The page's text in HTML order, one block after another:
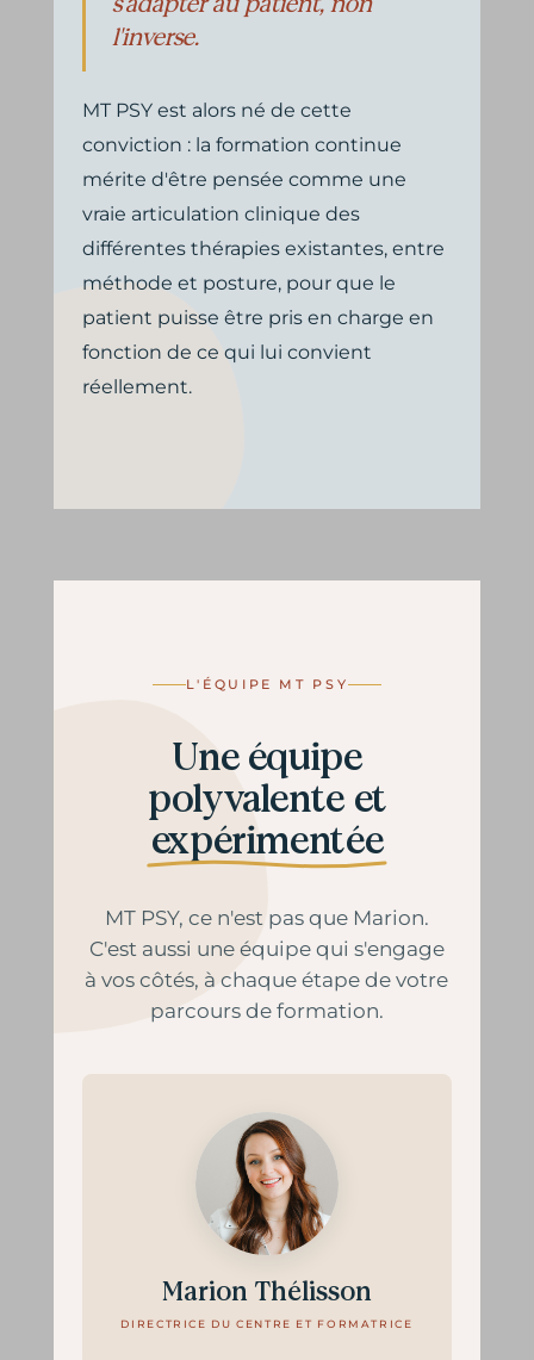
l'inverse.
MT PSY est alors né de cette
conviction : la formation continue
mérite d'être pensée comme une
vraie articulation clinique des
différentes thérapies existantes, entre
méthode et posture, pour que le
patient puisse être pris en charge en
fonction de ce qui lui convient
réellement.
L'ÉQUIPE MT PSY
Une équipe
polyvalente et
expérimentée
MT PSY, ce n'est pas que Marion.
C'est aussi une équipe qui s'engage
à vos côtés, à chaque étape de votre
parcours de formation.
Marion Thélisson
DIRECTRICE DU CENTRE ET FORMATRICE